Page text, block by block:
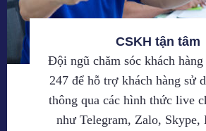
CSKH tận tâm
Đội ngũ chăm sóc khách
247 để hỗ trợ khách hàng sử
thông qua các hình thức live
như Telegram, Zalo, Skype,